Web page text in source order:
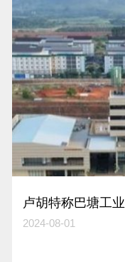
卢胡特称巴塘工
2024-08-01